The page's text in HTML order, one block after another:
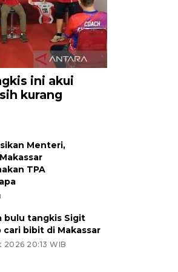
ini akui
kurang
Menteri,
TPA
bulu tangkis Sigit
cari bibit di Makassar
2026 20:13 WIB